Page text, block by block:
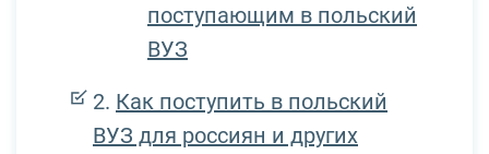
поступающим в польский
ВУЗ
Как поступить в польский
ВУЗ для россиян и других